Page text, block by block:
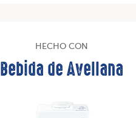
HECHO CON
Bebida de Avellana